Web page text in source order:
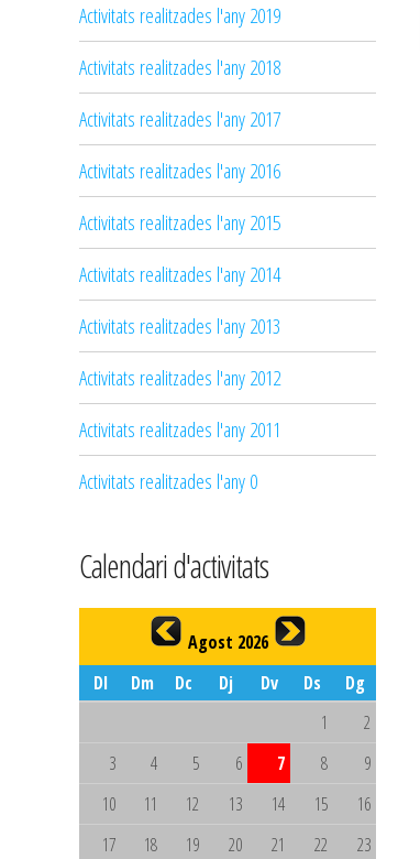
Activitats realitzades l'any 2019
Activitats realitzades l'any 2018
Activitats realitzades l'any 2017
Activitats realitzades l'any 2016
Activitats realitzades l'any 2015
Activitats realitzades l'any 2014
Activitats realitzades l'any 2013
Activitats realitzades l'any 2012
Activitats realitzades l'any 2011
Activitats realitzades l'any 0
Calendari d'activitats
Agost 2026
Dl
Dm Dc Dj Dv Ds
Dg
1
2
3
4 5 6 7 8
9
10
11 12 13 14 15
16
17
18 19 20 21 22
23